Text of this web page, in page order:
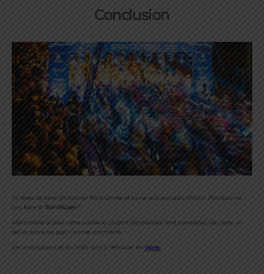
Conclusion
Tu rêves de faire un trail en fin d’année et tu ne sais pas quoi choisir. Pourquoi ne
pas faire la SaintéLyon ?
Alors même si pour cette année la plupart des courses sont complètes, vas jeter un
œil et lance toi pour l’année prochaine.
Les inscriptions et les infos sont à retrouver en ligne.